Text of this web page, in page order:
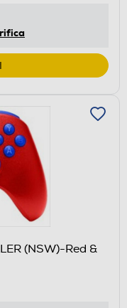
(NSW)-Red &